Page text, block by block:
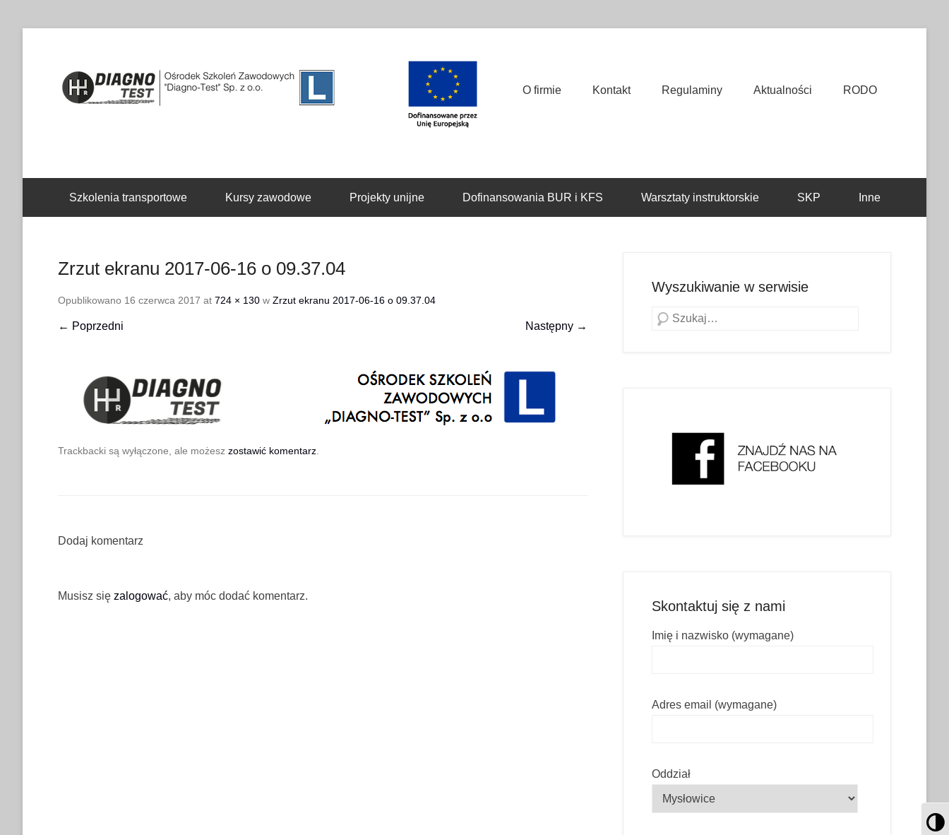
Główne menu
Przejdź to treści
O firmie Kontakt Regulaminy Aktualności RODO
Szkolenia transportowe
Kursy zawodowe Projekty unijne Dofinansowania BUR i KFS Warsztaty instruktorskie SKP Inne
Zrzut ekranu 2017-06-16 o 09.37.04
Opublikowano 16 czerwca 2017 at 724 × 130 w Zrzut ekranu 2017-06-16 o 09.37.04
← Poprzedni Następny →
Trackbacki są wyłączone, ale możesz zostawić komentarz.
Dodaj komentarz
Musisz się zalogować, aby móc dodać komentarz.
Wyszukiwanie w serwisie
Szukaj
Skontaktuj się z nami
Imię i nazwisko (wymagane)
Adres email (wymagane)
Oddział